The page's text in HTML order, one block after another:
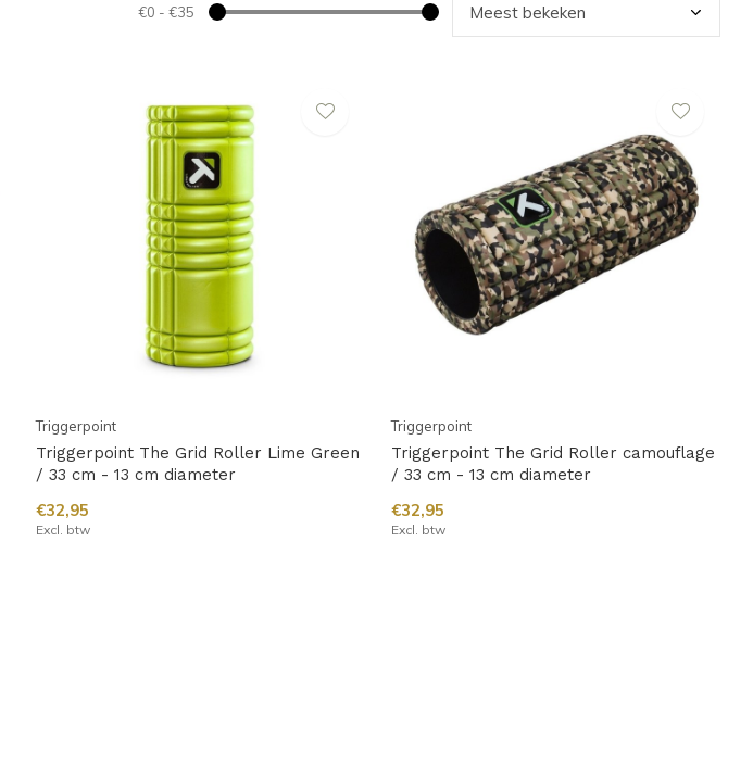
€0 - €35
Triggerpoint
Triggerpoint The Grid Roller Lime Green
/ 33 cm - 13 cm diameter
€32,95
Excl. btw
Triggerpoint
Triggerpoint The Grid Roller camouflage
/ 33 cm - 13 cm diameter
€32,95
Excl. btw